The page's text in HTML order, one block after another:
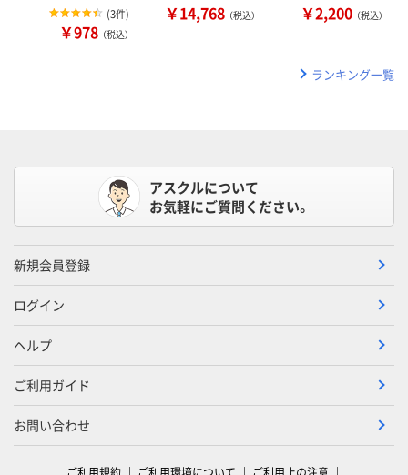
(3件)
￥978 （税込）
￥14,768 （税込） ￥2,200 （税込）
ランキング一覧
アスクルについて
お気軽にご質問ください。
新規会員登録
ログイン
ヘルプ
ご利用ガイド
お問い合わせ
ご利用規約 ご利用環境について ご利用上の注意